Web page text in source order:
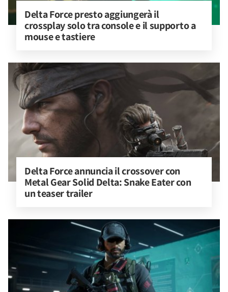
Delta Force presto aggiungerà il
crossplay solo tra console e il supporto a
mouse e tastiere
Delta Force annuncia il crossover con
Metal Gear Solid Delta: Snake Eater con
un teaser trailer